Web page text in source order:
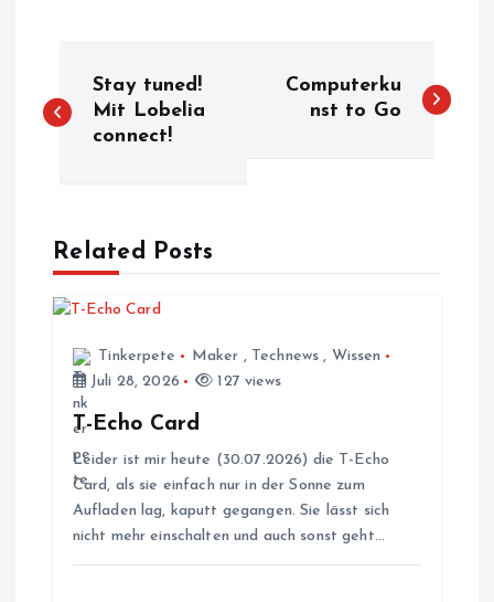
e
r
Stay tuned!
Mit Lobelia
connect!
Computerku
nst to Go
Related Posts
Tinkerpete Maker , Technews , Wissen
Juli 28, 2026
127 views
T-Echo Card
Leider ist mir heute (30.07.2026) die T-Echo
Card, als sie einfach nur in der Sonne zum
Aufladen lag, kaputt gegangen. Sie lässt sich
nicht mehr einschalten und auch sonst geht…